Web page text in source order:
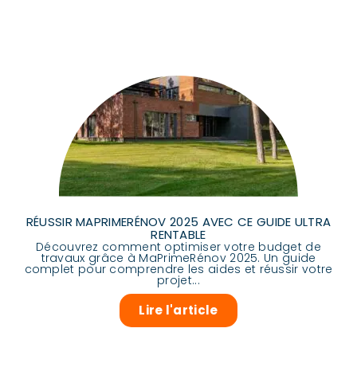
RÉUSSIR MAPRIMERÉNOV 2025 AVEC CE GUIDE ULTRA
RENTABLE
Découvrez comment optimiser votre budget de
travaux grâce à MaPrimeRénov 2025. Un guide
complet pour comprendre les aides et réussir votre
projet...
Lire l'article